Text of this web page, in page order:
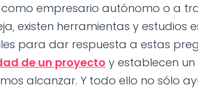
como empresario autónomo o a
existen herramientas y estudios
para dar respuesta a estas
de un proyecto y establecen
alcanzar. Y todo ello no sólo